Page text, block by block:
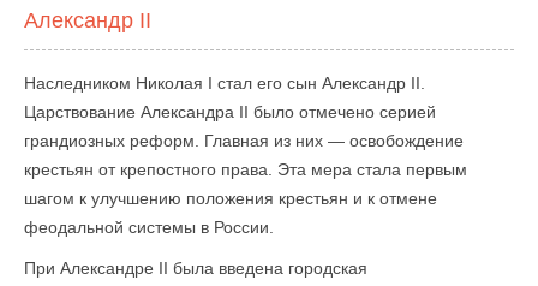
Александр II
Наследником Николая I стал его сын Александр II.
Царствование Александра II было отмечено серией
грандиозных реформ. Главная из них — освобождение
крестьян от крепостного права. Эта мера стала первым
шагом к улучшению положения крестьян и к отмене
феодальной системы в России.
При Александре II была введена городская